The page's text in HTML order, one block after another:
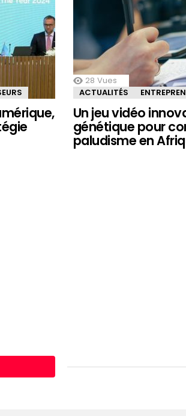
28 Vues
ACTUALITÉS
Un jeu vidéo
génétique pour
paludisme en